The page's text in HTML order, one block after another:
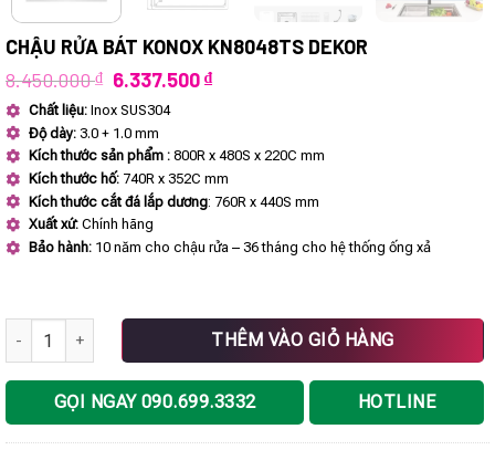
CHẬU RỬA BÁT KONOX KN8048TS DEKOR
8.450.000₫ Giá
là:
8.450.000 ₫.
6.337.500₫Giá
6.337.500 ₫.
Chất liệu: Inox SUS304
Độ dày: 3.0 + 1.0 mm
Kích thước sản phẩm : 800R x 480S x 220C mm
Kích thước hố: 740R x 352C mm
Kích thước cắt đá lắp dương: 760R x 440S mm
Xuất xứ: Chính hãng
Bảo hành: 10 năm cho chậu rửa – 36 tháng cho hệ thống ống xả
Chậu rửa bát Konox KN8048TS Dekor số lượng
THÊM VÀO GIỎ HÀNG
GỌI NGAY 090.699.3332 HOTLINE